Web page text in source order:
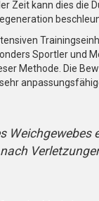
Zeit kann dies die
Sportler und
Methode. Die
Weichgewebes